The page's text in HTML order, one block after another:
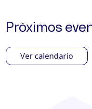
Próximos
Ver calendario